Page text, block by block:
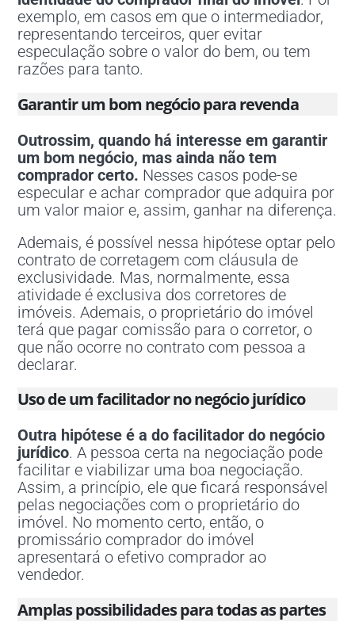
exemplo, em casos em que o intermediador,
representando terceiros, quer evitar
especulação sobre o valor do bem, ou tem
razões para tanto.
Garantir um bom negócio para revenda
Outrossim, quando há interesse em garantir
um bom negócio, mas ainda não tem
comprador certo. Nesses casos pode-se
especular e achar comprador que adquira por
um valor maior e, assim, ganhar na diferença.
Ademais, é possível nessa hipótese optar pelo
contrato de corretagem com cláusula de
exclusividade. Mas, normalmente, essa
atividade é exclusiva dos corretores de
imóveis. Ademais, o proprietário do imóvel
terá que pagar comissão para o corretor, o
que não ocorre no contrato com pessoa a
declarar.
Uso de um facilitador no negócio jurídico
Outra hipótese é a do facilitador do negócio
jurídico. A pessoa certa na negociação pode
facilitar e viabilizar uma boa negociação.
Assim, a princípio, ele que ficará responsável
pelas negociações com o proprietário do
imóvel. No momento certo, então, o
promissário comprador do imóvel
apresentará o efetivo comprador ao
vendedor.
Amplas possibilidades para todas as partes